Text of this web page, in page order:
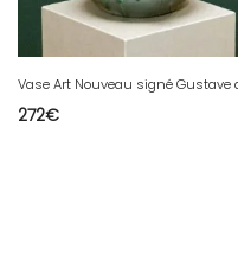
272€